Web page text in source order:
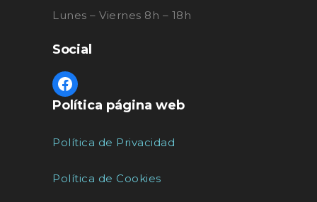
Lunes – Viernes 8h – 18h
Social
Política página web
Política de Privacidad
Política de Cookies